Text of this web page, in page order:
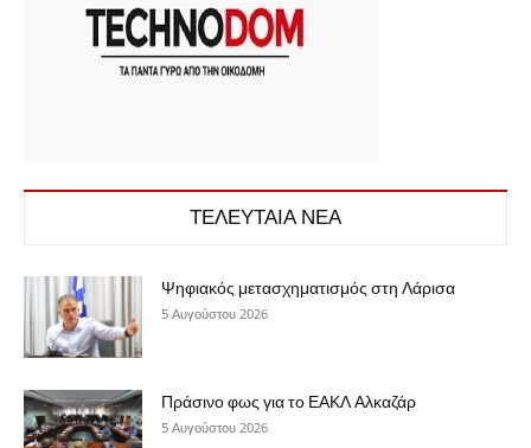
ΤΕΛΕΥΤΑΙΑ ΝΕΑ
Ψηφιακός μετασχηματισμός στη Λάρισα
5 Αυγούστου 2026
Πράσινο φως για το ΕΑΚΛ Αλκαζάρ
5 Αυγούστου 2026